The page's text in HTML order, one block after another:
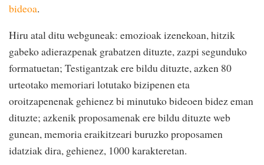
bideoa.
Hiru atal ditu webguneak: emozioak izenekoan, hitzik
gabeko adierazpenak grabatzen dituzte, zazpi segunduko
formatuetan; Testigantzak ere bildu dituzte, azken 80
urteotako memoriari lotutako bizipenen eta
oroitzapenenak gehienez bi minutuko bideoen bidez eman
dituzte; azkenik proposamenak ere bildu dituzte web
gunean, memoria eraikitzeari buruzko proposamen
idatziak dira, gehienez, 1000 karakteretan.